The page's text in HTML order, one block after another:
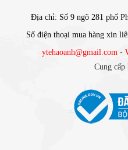
Địa chỉ: Số 9 ngõ 281 phố
Số điện thoại mua hàng xin
ytehaoanh@gmail.com -
Cung cấp